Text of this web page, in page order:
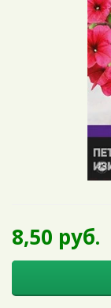
8,50 руб.